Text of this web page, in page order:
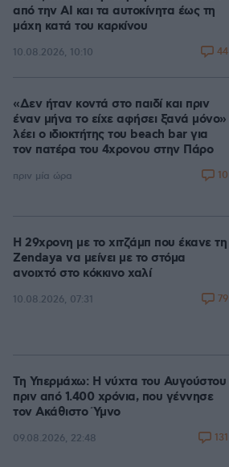
από την ΑΙ και τα αυτοκίνητα έως τη
μάχη κατά του καρκίνου
10.08.2026, 10:10 44
«Δεν ήταν κοντά στο παιδί και πριν
έναν μήνα το είχε αφήσει ξανά μόνο»
λέει ο ιδιοκτήτης του beach bar για
τον πατέρα του 4χρονου στην Πάρο
πριν μία ώρα 10
Η 29χρονη με το χιτζάμπ που έκανε τη
Zendaya να μείνει με το στόμα
ανοιχτό στο κόκκινο χαλί
10.08.2026, 07:31 79
Τη Υπερμάχω: Η νύχτα του Αυγούστου
πριν από 1.400 χρόνια, που γέννησε
τον Ακάθιστο Ύμνο
09.08.2026, 22:48 131